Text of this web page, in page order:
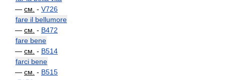
— см. - V726
fare il bellumore
— см. - B472
fare bene
— см. - B514
farci bene
— см. - B515